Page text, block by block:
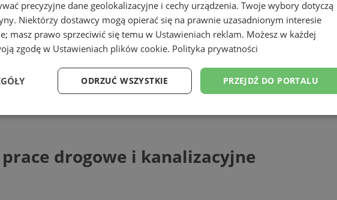
drogowe i kanalizacyjne
drogowe i kanalizacyjne
precyzyjne dane geolokalizacyjne i cechy urządzenia. Twoje wybory dotyczą
Niektórzy dostawcy mogą opierać się na prawnie uzasadnionym interesie
masz prawo sprzeciwić się temu w Ustawieniach reklam. Możesz w każdej
zgodę w Ustawieniach plików cookie. Polityka prywatności
PRZEJDŹ DO PORTALU
ODRZUĆ WSZYSTKIE
Wydajność Targetowanie Funkcjonalność Niesklasyfikowane